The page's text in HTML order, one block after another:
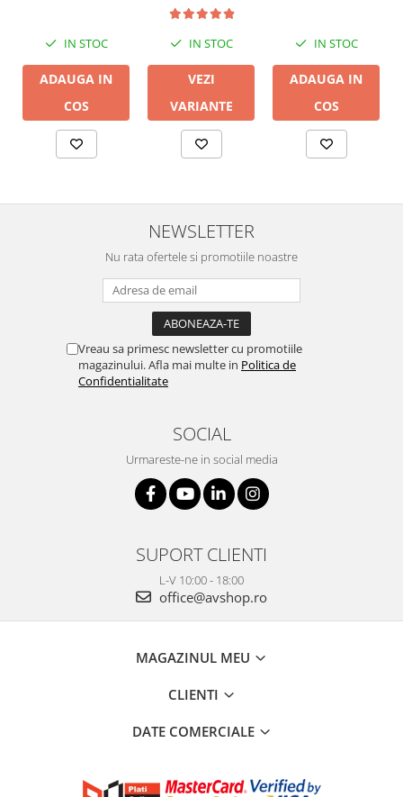
IN STOC
ADAUGA IN
COS
IN STOC
VEZI
VARIANTE
IN STOC
ADAUGA IN
COS
NEWSLETTER
Nu rata ofertele si promotiile noastre
Vreau sa primesc newsletter cu promotiile
magazinului. Afla mai multe in Politica de
Confidentialitate
SOCIAL
Urmareste-ne in social media
SUPORT CLIENTI
L-V 10:00 - 18:00
office@avshop.ro
MAGAZINUL MEU
CLIENTI
DATE COMERCIALE